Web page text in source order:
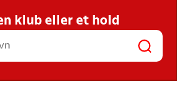
RESULTATER, KLUBBER OG
HOLD
klub eller et hold